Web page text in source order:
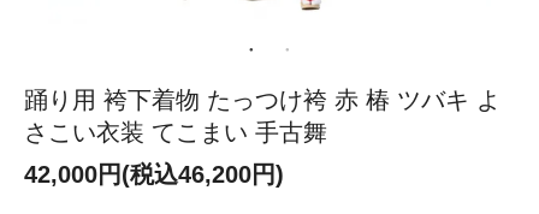
踊り用 袴下着物 たっつけ袴 赤 椿 ツバキ よ
さこい衣装 てこまい 手古舞
42,000円(税込46,200円)